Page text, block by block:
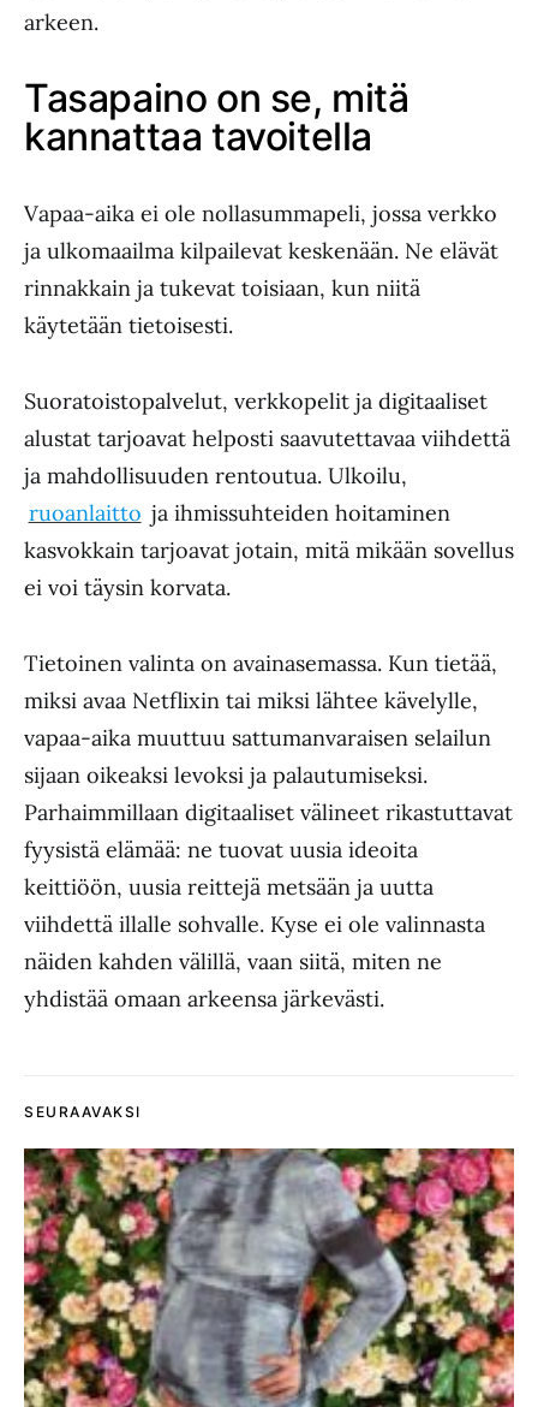
SEURAAVAKSI
arkeen.
Tasapaino on se, mitä
kannattaa tavoitella
Vapaa-aika ei ole nollasummapeli, jossa verkko
ja ulkomaailma kilpailevat keskenään. Ne elävät
rinnakkain ja tukevat toisiaan, kun niitä
käytetään tietoisesti.
Suoratoistopalvelut, verkkopelit ja digitaaliset
alustat tarjoavat helposti saavutettavaa viihdettä
ja mahdollisuuden rentoutua. Ulkoilu,
ruoanlaitto ja ihmissuhteiden hoitaminen
kasvokkain tarjoavat jotain, mitä mikään sovellus
ei voi täysin korvata.
Tietoinen valinta on avainasemassa. Kun tietää,
miksi avaa Netflixin tai miksi lähtee kävelylle,
vapaa-aika muuttuu sattumanvaraisen selailun
sijaan oikeaksi levoksi ja palautumiseksi.
Parhaimmillaan digitaaliset välineet rikastuttavat
fyysistä elämää: ne tuovat uusia ideoita
keittiöön, uusia reittejä metsään ja uutta
viihdettä illalle sohvalle. Kyse ei ole valinnasta
näiden kahden välillä, vaan siitä, miten ne
yhdistää omaan arkeensa järkevästi.